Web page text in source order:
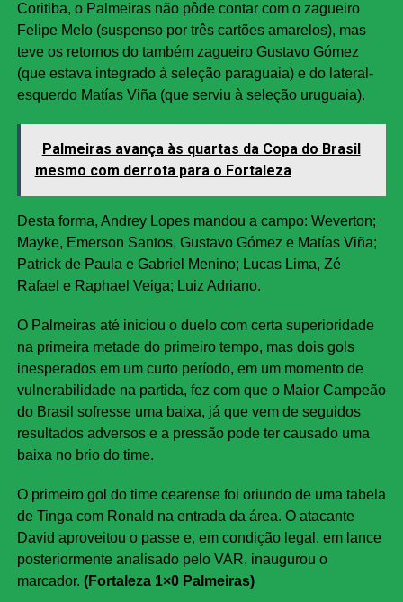
Coritiba, o Palmeiras não pôde contar com o zagueiro
Felipe Melo (suspenso por três cartões amarelos), mas
teve os retornos do também zagueiro Gustavo Gómez
(que estava integrado à seleção paraguaia) e do lateral-
esquerdo Matías Viña (que serviu à seleção uruguaia).
Palmeiras avança às quartas da Copa do Brasil
mesmo com derrota para o Fortaleza
Desta forma, Andrey Lopes mandou a campo: Weverton;
Mayke, Emerson Santos, Gustavo Gómez e Matías Viña;
Patrick de Paula e Gabriel Menino; Lucas Lima, Zé
Rafael e Raphael Veiga; Luiz Adriano.
O Palmeiras até iniciou o duelo com certa superioridade
na primeira metade do primeiro tempo, mas dois gols
inesperados em um curto período, em um momento de
vulnerabilidade na partida, fez com que o Maior Campeão
do Brasil sofresse uma baixa, já que vem de seguidos
resultados adversos e a pressão pode ter causado uma
baixa no brio do time.
O primeiro gol do time cearense foi oriundo de uma tabela
de Tinga com Ronald na entrada da área. O atacante
David aproveitou o passe e, em condição legal, em lance
posteriormente analisado pelo VAR, inaugurou o
marcador. (Fortaleza 1×0 Palmeiras)